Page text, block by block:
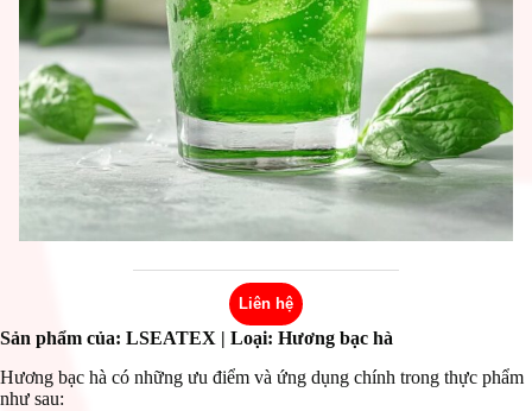
Liên hệ
Sản phẩm của: LSEATEX | Loại: Hương bạc hà
Hương bạc hà có những ưu điểm và ứng dụng chính trong thực phẩm
như sau: